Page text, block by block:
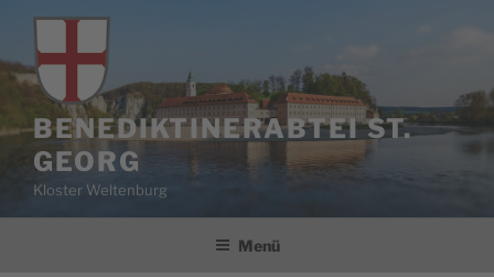
Zum
springen
BENEDIKTINERABTEI ST.
GEORG
Kloster Weltenburg
Menü